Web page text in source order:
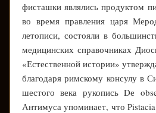
фисташки являлись продуктом
во время правления царя
летописи, состояли в
медицинских справочниках
«Естественной истории»
благодаря римскому консулу в
шестого века рукопись Dе
Антимуса упоминает, что